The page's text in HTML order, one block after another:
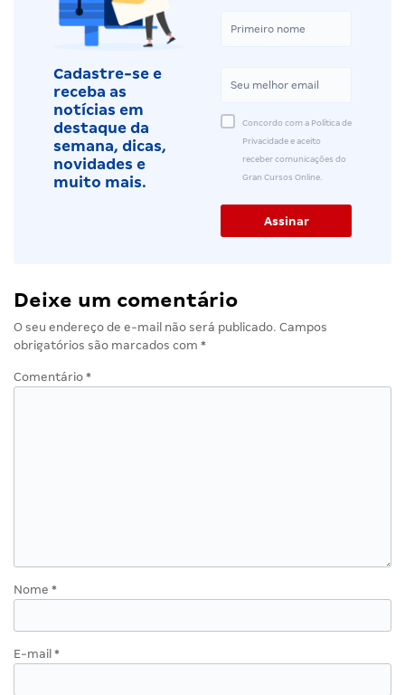
Cadastre-se e
receba as
notícias em
destaque da
semana, dicas,
novidades e
muito mais.
Concordo com a Política de
Privacidade e aceito
receber comunicações do
Gran Cursos Online.
Deixe um comentário
O seu endereço de e-mail não será publicado. Campos
obrigatórios são marcados com *
Comentário *
Nome *
E-mail *